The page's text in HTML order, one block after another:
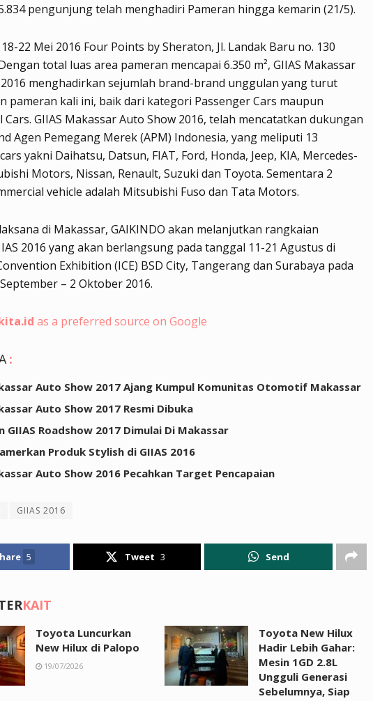
pengunjung telah menghadiri Pameran hingga kemarin (21/5).
22 Mei 2016 Four Points by Sheraton, Jl. Landak Baru no. 130
total luas area pameran mencapai 6.350 m², GIIAS Makassar
menghadirkan sejumlah brand-brand unggulan yang turut
pameran kali ini, baik dari kategori Passenger Cars maupun
Cars. GIIAS Makassar Auto Show 2016, telah mencatatkan dukungan
Agen Pemegang Merek (APM) Indonesia, yang meliputi 13
yakni Daihatsu, Datsun, FIAT, Ford, Honda, Jeep, KIA, Mercedes-
Motors, Nissan, Renault, Suzuki dan Toyota. Sementara 2
vehicle adalah Mitsubishi Fuso dan Tata Motors.
di Makassar, GAIKINDO akan melanjutkan rangkaian
2016 yang akan berlangsung pada tanggal 11-21 Agustus di
Exhibition (ICE) BSD City, Tangerang dan Surabaya pada
– 2 Oktober 2016.
as a preferred source on Google
:
Auto Show 2017 Ajang Kumpul Komunitas Otomotif Makassar
Auto Show 2017 Resmi Dibuka
GIIAS Roadshow 2017 Dimulai Di Makassar
Produk Stylish di GIIAS 2016
Auto Show 2016 Pecahkan Target Pencapaian
GIIAS 2016
5 Tweet 3 Send
KAIT
Toyota Luncurkan
New Hilux di Palopo
19/07/2026
Toyota New Hilux
Hadir Lebih Gahar:
Mesin 1GD 2.8L
Ungguli Generasi
Sebelumnya, Siap